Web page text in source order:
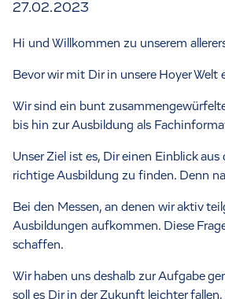
27.02.2023
Hi und Willkommen zu unserem
Bevor wir mit Dir in unsere Hoyer
Wir sind ein bunt
bis hin zur Ausbildung als
Unser Ziel ist es, Dir einen Einblick
richtige Ausbildung zu finden. Denn
Bei den Messen, an denen wir aktiv
Ausbildungen aufkommen. Diese
schaffen.
Wir haben uns deshalb zur Aufgabe
soll es Dir in der Zukunft leichter